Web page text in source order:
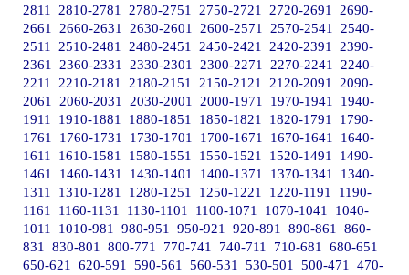
2811
2810-2781 2780-2751 2750-2721 2720-2691
2690-
2661
2660-2631 2630-2601 2600-2571 2570-2541
2540-
2511
2510-2481 2480-2451 2450-2421 2420-2391
2390-
2361
2360-2331 2330-2301 2300-2271 2270-2241
2240-
2211
2210-2181 2180-2151 2150-2121 2120-2091
2090-
2061
2060-2031 2030-2001 2000-1971 1970-1941
1940-
1911
1910-1881 1880-1851 1850-1821 1820-1791
1790-
1761
1760-1731 1730-1701 1700-1671 1670-1641
1640-
1611
1610-1581 1580-1551 1550-1521 1520-1491
1490-
1461
1460-1431 1430-1401 1400-1371 1370-1341
1340-
1311
1310-1281 1280-1251 1250-1221 1220-1191
1190-
1161
1160-1131 1130-1101 1100-1071 1070-1041
1040-
1011
1010-981 980-951 950-921 920-891 890-861
860-
831
830-801 800-771 770-741 740-711 710-681
680-651
650-621
620-591 590-561 560-531 530-501 500-471
470-